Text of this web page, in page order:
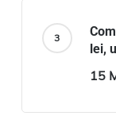
lei,
15